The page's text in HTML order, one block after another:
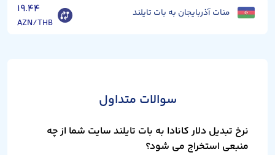
منات آذربایجان به بات تایلند ۱۹.۴۴
AZN/THB
سوالات متداول
نرخ تبدیل دلار کانادا به بات تایلند سایت شما از چه
منبعی استخراج می شود؟